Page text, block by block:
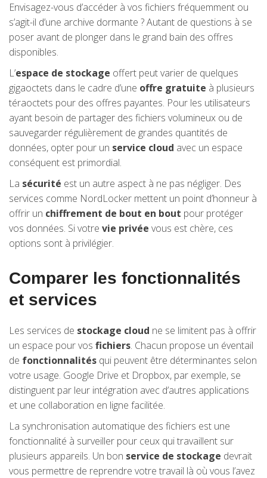
Envisagez-vous d’accéder à vos fichiers fréquemment ou
s’agit-il d’une archive dormante ? Autant de questions à se
poser avant de plonger dans le grand bain des offres
disponibles.
L’espace de stockage offert peut varier de quelques
gigaoctets dans le cadre d’une offre gratuite à plusieurs
téraoctets pour des offres payantes. Pour les utilisateurs
ayant besoin de partager des fichiers volumineux ou de
sauvegarder régulièrement de grandes quantités de
données, opter pour un service cloud avec un espace
conséquent est primordial.
La sécurité est un autre aspect à ne pas négliger. Des
services comme NordLocker mettent un point d’honneur à
offrir un chiffrement de bout en bout pour protéger
vos données. Si votre vie privée vous est chère, ces
options sont à privilégier.
Comparer les fonctionnalités
et services
Les services de stockage cloud ne se limitent pas à offrir
un espace pour vos fichiers. Chacun propose un éventail
de fonctionnalités qui peuvent être déterminantes selon
votre usage. Google Drive et Dropbox, par exemple, se
distinguent par leur intégration avec d’autres applications
et une collaboration en ligne facilitée.
La synchronisation automatique des fichiers est une
fonctionnalité à surveiller pour ceux qui travaillent sur
plusieurs appareils. Un bon service de stockage devrait
vous permettre de reprendre votre travail là où vous l’avez